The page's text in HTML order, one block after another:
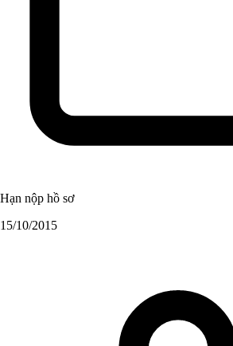
Hạn nộp hồ sơ
15/10/2015